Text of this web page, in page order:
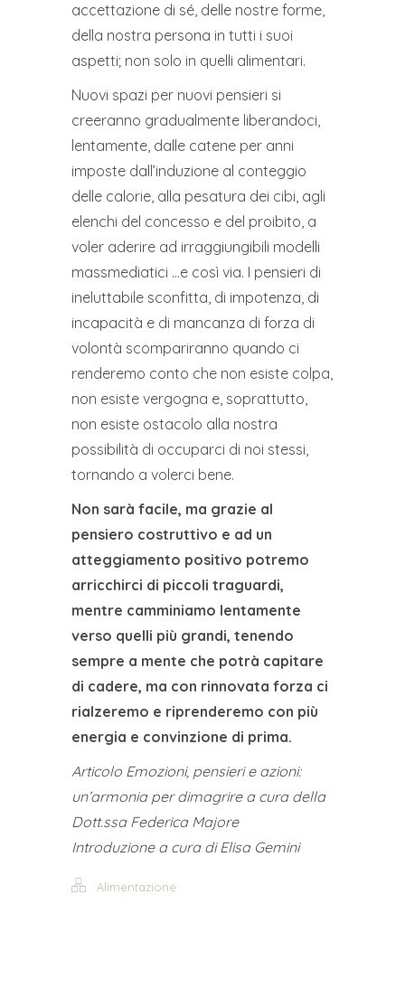
accettazione di sé, delle nostre forme,
della nostra persona in tutti i suoi
aspetti; non solo in quelli alimentari.
Nuovi spazi per nuovi pensieri si
creeranno gradualmente liberandoci,
lentamente, dalle catene per anni
imposte dall’induzione al conteggio
delle calorie, alla pesatura dei cibi, agli
elenchi del concesso e del proibito, a
voler aderire ad irraggiungibili modelli
massmediatici …e così via. I pensieri di
ineluttabile sconfitta, di impotenza, di
incapacità e di mancanza di forza di
volontà scompariranno quando ci
renderemo conto che non esiste colpa,
non esiste vergogna e, soprattutto,
non esiste ostacolo alla nostra
possibilità di occuparci di noi stessi,
tornando a volerci bene.
Non sarà facile, ma grazie al
pensiero costruttivo e ad un
atteggiamento positivo potremo
arricchirci di piccoli traguardi,
mentre camminiamo lentamente
verso quelli più grandi, tenendo
sempre a mente che potrà capitare
di cadere, ma con rinnovata forza ci
rialzeremo e riprenderemo con più
energia e convinzione di prima.
Articolo Emozioni, pensieri e azioni:
un’armonia per dimagrire a cura della
Dott.ssa Federica Majore
Introduzione a cura di Elisa Gemini
Alimentazione